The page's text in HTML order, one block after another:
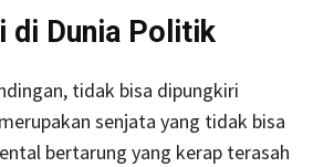
di Dunia Politik
tidak bisa dipungkiri
senjata yang tidak bisa
bertarung yang kerap terasah